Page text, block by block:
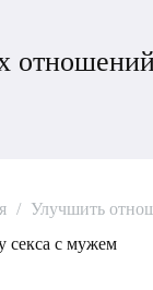
/ Улучшить
секса с мужем